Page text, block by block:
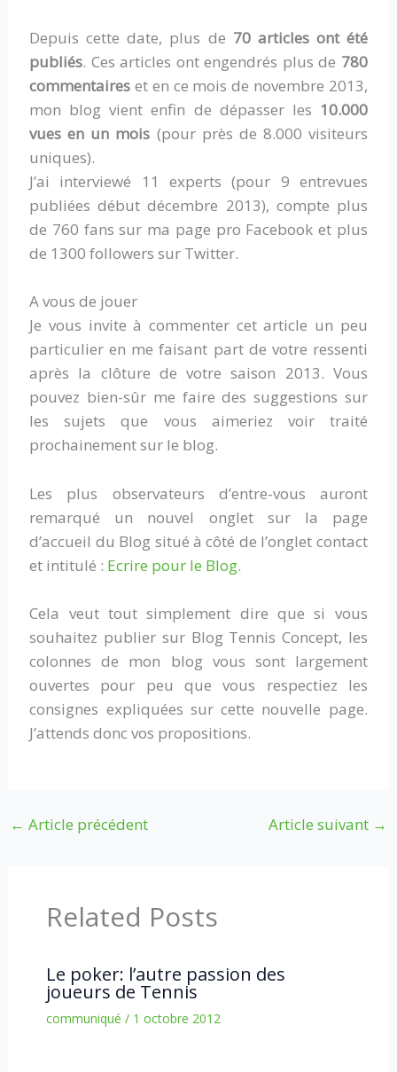
Depuis cette date, plus de 70 articles ont été
publiés. Ces articles ont engendrés plus de 780
commentaires et en ce mois de novembre 2013,
mon blog vient enfin de dépasser les 10.000
vues en un mois (pour près de 8.000 visiteurs
uniques).
J’ai interviewé 11 experts (pour 9 entrevues
publiées début décembre 2013), compte plus
de 760 fans sur ma page pro Facebook et plus
de 1300 followers sur Twitter.
A vous de jouer
Je vous invite à commenter cet article un peu
particulier en me faisant part de votre ressenti
après la clôture de votre saison 2013. Vous
pouvez bien-sûr me faire des suggestions sur
les sujets que vous aimeriez voir traité
prochainement sur le blog.
Les plus observateurs d’entre-vous auront
remarqué un nouvel onglet sur la page
d’accueil du Blog situé à côté de l’onglet contact
et intitulé : Ecrire pour le Blog.
Cela veut tout simplement dire que si vous
souhaitez publier sur Blog Tennis Concept, les
colonnes de mon blog vous sont largement
ouvertes pour peu que vous respectiez les
consignes expliquées sur cette nouvelle page.
J’attends donc vos propositions.
← Article précédent Article suivant →
Related Posts
Le poker: l’autre passion des
joueurs de Tennis
communiqué / 1 octobre 2012